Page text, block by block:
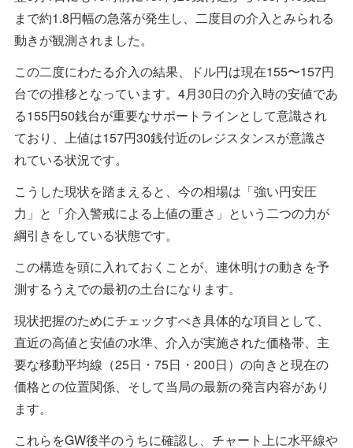
まで約1.8円幅の急落が発生し、二度目の介入とみられる
動きが観測されました。
この二度にわたる介入の結果、ドル円は現在155〜157円
台での推移となっています。4月30日の介入時の安値であ
る155円50銭台が重要なサポートラインとして意識され
ており、上値は157円30銭付近のレジスタンスが意識さ
れている状況です。
こうした現状を踏まえると、今の相場は「強い円安圧
力」と「介入警戒による上値の重さ」という二つの力が
綱引きをしている状態です。
この構造を頭に入れておくことが、連休明けの動きを予
測するうえでの最初の土台になります。
現状把握のためにチェックすべき具体的な項目として、
直近の高値と安値の水準、介入が実施された価格帯、主
要な移動平均線（25日・75日・200日）の向きと現在の
価格との位置関係、そして当局の最新の発言内容があり
ます。
これらをGW後半のうちに確認し、チャート上に水平線や